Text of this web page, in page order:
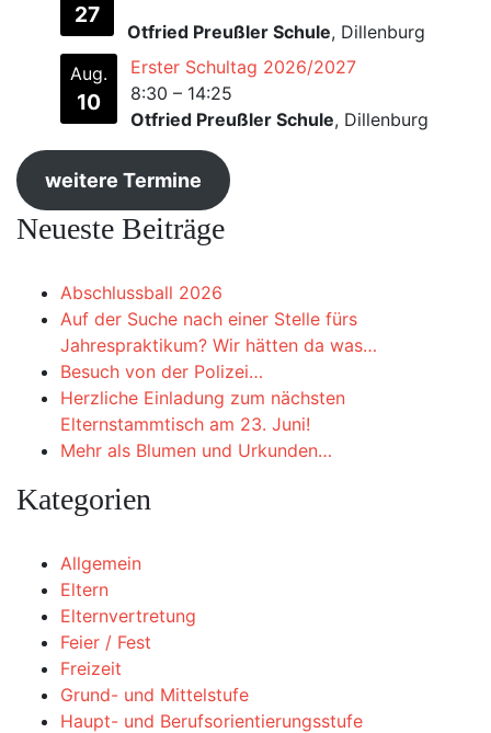
27
Otfried Preußler Schule, Dillenburg
Aug.
10
Erster Schultag 2026/2027
8:30 – 14:25
Otfried Preußler Schule, Dillenburg
weitere Termine
Neueste Beiträge
Abschlussball 2026
Auf der Suche nach einer Stelle fürs
Jahrespraktikum? Wir hätten da was…
Besuch von der Polizei…
Herzliche Einladung zum nächsten
Elternstammtisch am 23. Juni!
Mehr als Blumen und Urkunden…
Kategorien
Allgemein
Eltern
Elternvertretung
Feier / Fest
Freizeit
Grund- und Mittelstufe
Haupt- und Berufsorientierungsstufe